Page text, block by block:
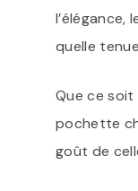
quelle
Que ce
pochette
goût de